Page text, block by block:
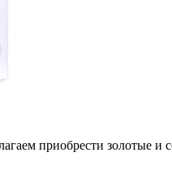
приобрести золотые и